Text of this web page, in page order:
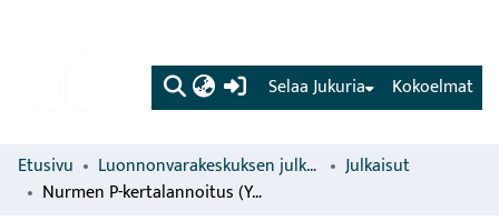
(current) Kokoelmat
Selaa Jukuria
Etusivu Luonnonvarakeskuksen julkaisut
Julkaisut
Nurmen P-kertalannoitus (Yara N1) 2013